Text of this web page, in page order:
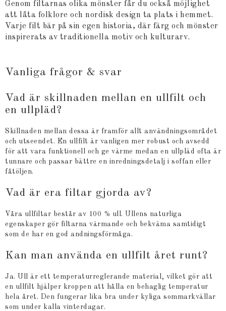
Genom filtarnas olika mönster får du också möjlighet
att låta folklore och nordisk design ta plats i hemmet.
Varje filt bär på sin egen historia, där färg och mönster
inspirerats av traditionella motiv och kulturarv.
Vanliga frågor & svar
Vad är skillnaden mellan en ullfilt och
en ullpläd?
Skillnaden mellan dessa är framför allt användningsområdet
och utseendet. En ullfilt är vanligen mer robust och avsedd
för att vara funktionell och ge värme medan en ullpläd ofta är
tunnare och passar bättre en inredningsdetalj i soffan eller
fåtöljen.
Vad är era filtar gjorda av?
Våra ullfiltar består av 100 % ull. Ullens naturliga
egenskaper gör filtarna värmande och bekväma samtidigt
som de har en god andningsförmåga.
Kan man använda en ullfilt året runt?
Ja. Ull är ett temperaturreglerande material, vilket gör att
en ullfilt hjälper kroppen att hålla en behaglig temperatur
hela året. Den fungerar lika bra under kyliga sommarkvällar
som under kalla vinterdagar.